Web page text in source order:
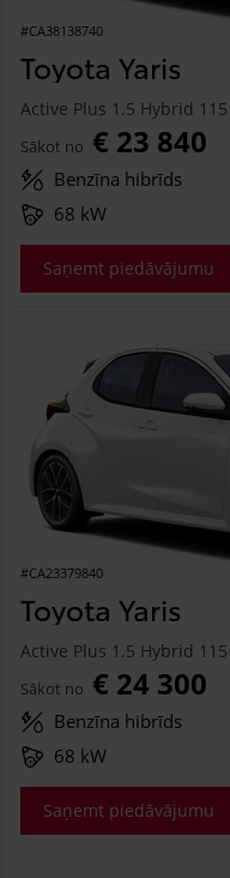
#CA38138740
Toyota Yaris
Active Plus 1.5 Hybrid
Sākot no € 23 840
Benzīna hibrīds
68 kW
Saņemt piedāvājumu
#CA23379840
Toyota Yaris
Active Plus 1.5 Hybrid
Sākot no € 24 300
Benzīna hibrīds
68 kW
Saņemt piedāvājumu